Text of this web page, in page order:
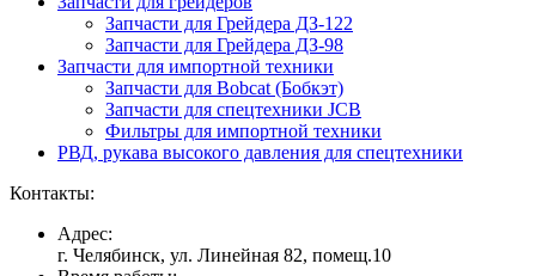
Запчасти для Грейдера ДЗ-122
Запчасти для Грейдера ДЗ-98
Запчасти для импортной техники
Запчасти для Bobcat (Бобкэт)
Запчасти для спецтехники JCB
Фильтры для импортной техники
РВД, рукава высокого давления для спецтехники
Контакты:
Адрес:
г. Челябинск, ул. Линейная 82, помещ.10